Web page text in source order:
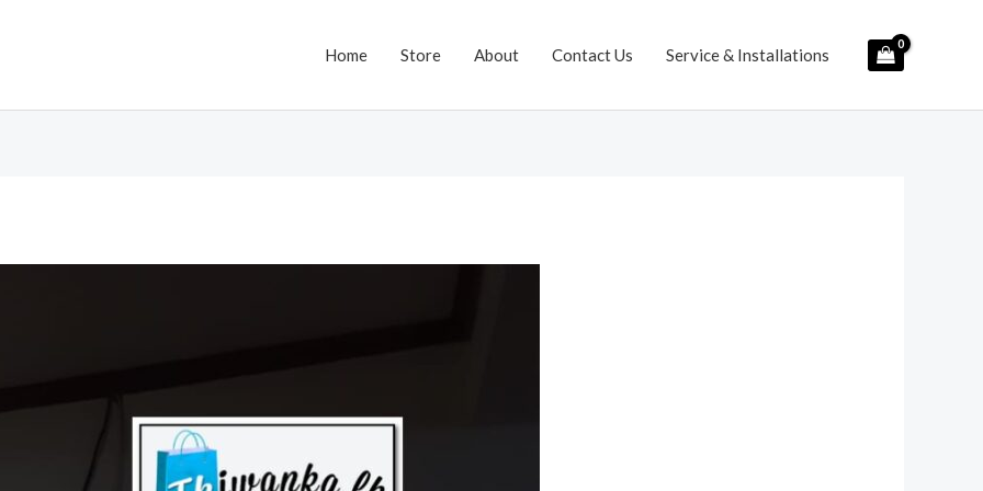
Home Store About Contact Us Service & Installations